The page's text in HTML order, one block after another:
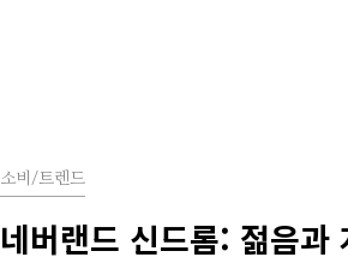
소비/트렌드
네버랜드 신드롬: 젊음과